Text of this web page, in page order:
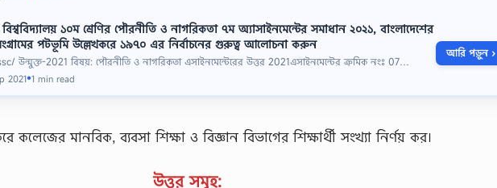
১০ম শ্রেণির পৌরনীতি ও নাগরিকতা ৭ম অ্যাসাইনমেন্টের সমাধান ২০২১, বাংলাদেশের
পটভূমি উল্লেখকরে ১৯৭০ এর নির্বাচনের গুরুত্ব আলােচনা করুন
উন্মুক্ত-2021 বিষয়: পৌরনীতি ও নাগরিকতা এসাইনমেন্টেরের উত্তর 2021এসাইনমেন্টের ক্রমিক নংঃ 07…
2021●1 min read
আরি পড়ুন ›
মানবিক, ব্যবসা শিক্ষা ও বিজ্ঞান বিভাগের শিক্ষার্থী সংখ্যা নির্ণয় কর।
উত্তর সমূহ: